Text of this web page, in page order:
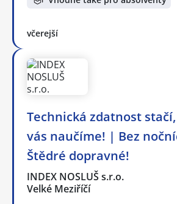
včerejší
Technická zdatnost
vás naučíme! | Bez
Štědré dopravné!
INDEX NOSLUŠ s.r.o.
Velké Meziříčí